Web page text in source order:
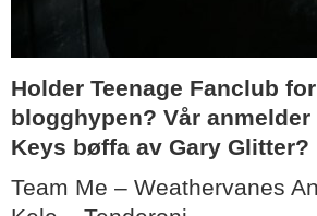
Holder Teenage Fanclub
blogghypen? Vår
Keys bøffa av Gary
Team Me – Weathervanes